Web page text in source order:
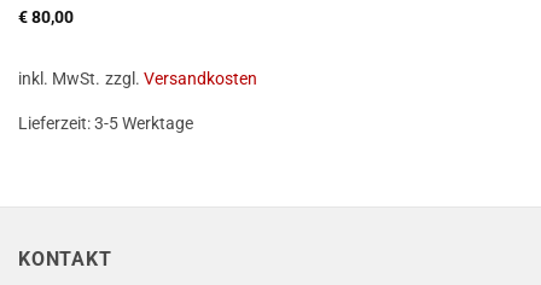
€80,00
inkl. MwSt. zzgl. Versandkosten
Lieferzeit:3-5 Werktage
KONTAKT